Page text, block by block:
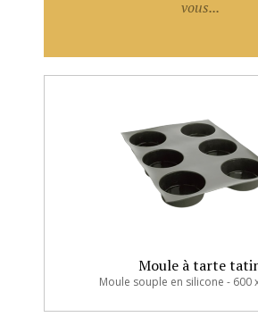
vous...
Moule à tarte
Moule souple en silicone - 600